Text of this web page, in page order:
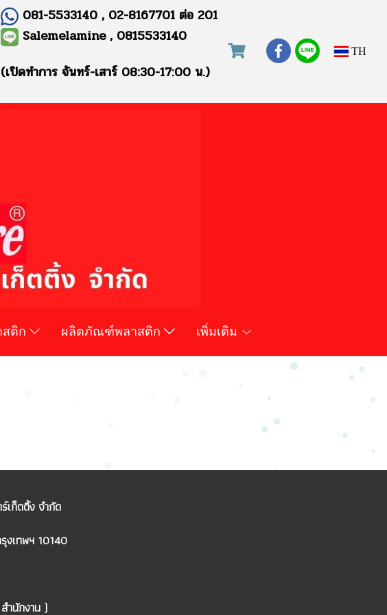
081-5533140 , 02-8167701 ต่อ 201
Salemelamine , 0815533140
(เปิดทำการ จันทร์-เสาร์ 08:30-17:00 น.)
TH
สติก ผลิตภัณฑ์พลาสติก เพิ่มเติม
เก็ตติ้ง จำกัด
เทพฯ 10140
ำนักงาน )